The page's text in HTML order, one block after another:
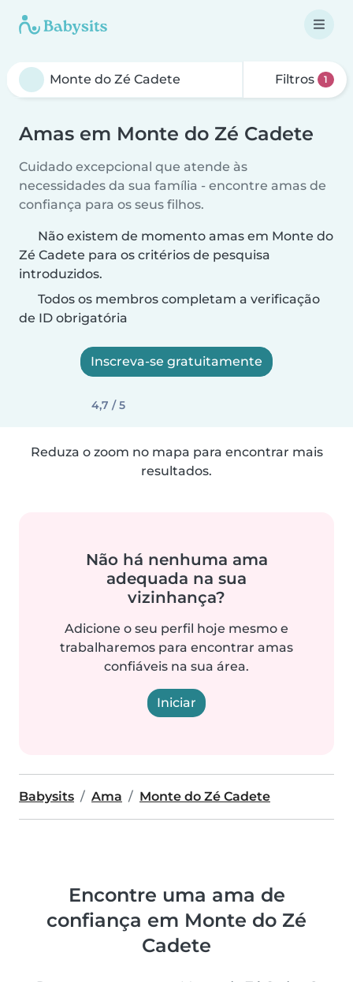
Filtros 1
Amas em Monte do Zé Cadete
Cuidado excepcional que atende às
necessidades da sua família - encontre amas de
confiança para os seus filhos.
Não existem de momento amas em Monte do
Zé Cadete para os critérios de pesquisa
introduzidos.
Todos os membros completam a verificação
de ID obrigatória
Inscreva-se gratuitamente
4,7 / 5
Reduza o zoom no mapa para encontrar mais
resultados.
Não há nenhuma ama
adequada na sua
vizinhança?
Adicione o seu perfil hoje mesmo e
trabalharemos para encontrar amas
confiáveis na sua área.
Iniciar
Babysits Ama Monte do Zé Cadete
Encontre uma ama de
confiança em Monte do Zé
Cadete